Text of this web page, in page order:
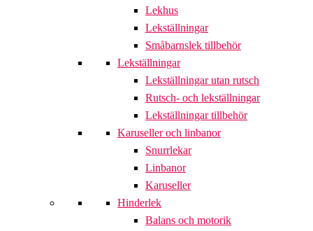
Lekhus
Lekställningar
Småbarnslek tillbehör
Lekställningar
Lekställningar utan rutsch
Rutsch- och lekställningar
Lekställningar tillbehör
Karuseller och linbanor
Snurrlekar
Linbanor
Karuseller
Hinderlek
Balans och motorik